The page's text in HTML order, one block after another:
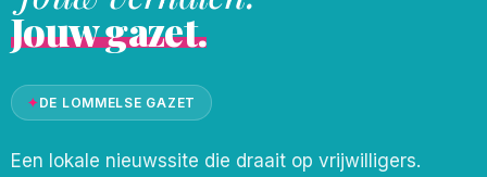
Jouw gazet.
✦DE LOMMELSE GAZET
Een lokale nieuwssite die draait op vrijwilligers.